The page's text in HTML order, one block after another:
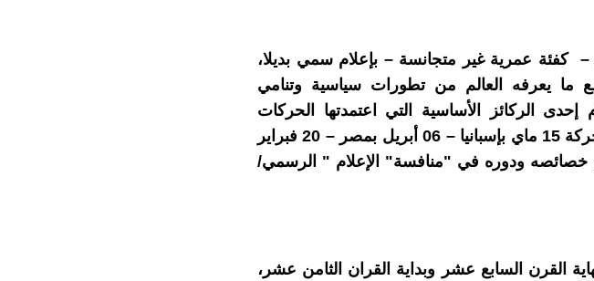
عمرية غير متجانسة – بإعلام سمي بديلا،
ما يعرفه العالم من تطورات سياسية وتنامي
الركائز الأساسية التي اعتمدتها الحركات
الاحتجاجية للشباب (حركة احتلوا وول ستريت بأمريكا – حركة 15 ماي بإسبانيا – 06 أبريل بمصر – 20 فبراير
خصائصه ودوره في "منافسة" الإعلام " الرسمي/
القرن السابع عشر وبداية القران الثامن عشر،